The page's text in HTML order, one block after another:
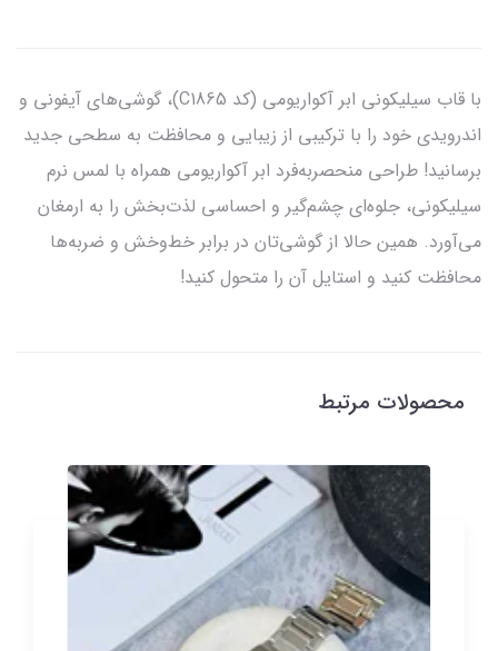
با قاب سیلیکونی ابر آکواریومی (کد C1865)، گوشی‌های آیفونی و
اندرویدی خود را با ترکیبی از زیبایی و محافظت به سطحی جدید
برسانید! طراحی منحصر‌به‌فرد ابر آکواریومی همراه با لمس نرم
سیلیکونی، جلوه‌ای چشم‌گیر و احساسی لذت‌بخش را به‌ ارمغان
می‌آورد. همین حالا از گوشی‌تان در برابر خط‌و‌خش و ضربه‌ها
محافظت کنید و استایل آن را متحول کنید!
محصولات مرتبط